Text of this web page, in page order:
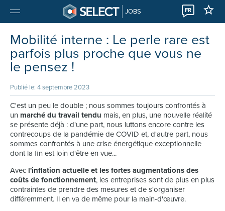
JOBS FR
Mobilité interne : Le perle rare est
parfois plus proche que vous ne
le pensez !
Publié le: 4 septembre 2023
C'est un peu le double ; nous sommes toujours confrontés à
un marché du travail tendu mais, en plus, une nouvelle réalité
se présente déjà : d'une part, nous luttons encore contre les
contrecoups de la pandémie de COVID et, d'autre part, nous
sommes confrontés à une crise énergétique exceptionnelle
dont la fin est loin d'être en vue...
Avec l'inflation actuelle et les fortes augmentations des
coûts de fonctionnement, les entreprises sont de plus en plus
contraintes de prendre des mesures et de s'organiser
différemment. Il en va de même pour la main-d'œuvre.